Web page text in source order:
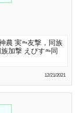
農 実⥲友撃，同族
加撃 えびす⥲同
12/21/2021